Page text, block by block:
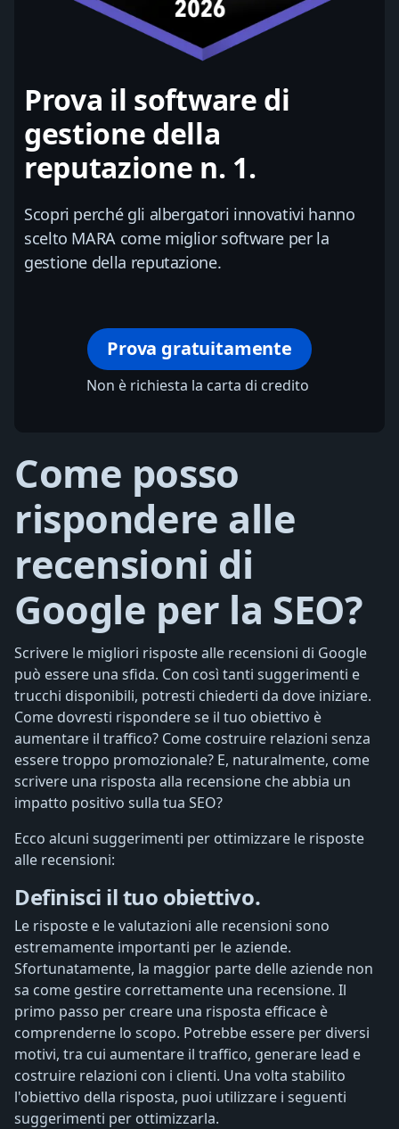
Prova il software di
gestione della
reputazione n. 1.
Scopri perché gli albergatori innovativi hanno
scelto MARA come miglior software per la
gestione della reputazione.
Prova gratuitamente
Non è richiesta la carta di credito
Come posso
rispondere alle
recensioni di
Google per la SEO?
Scrivere le migliori risposte alle recensioni di Google
può essere una sfida. Con così tanti suggerimenti e
trucchi disponibili, potresti chiederti da dove iniziare.
Come dovresti rispondere se il tuo obiettivo è
aumentare il traffico? Come costruire relazioni senza
essere troppo promozionale? E, naturalmente, come
scrivere una risposta alla recensione che abbia un
impatto positivo sulla tua SEO?
Ecco alcuni suggerimenti per ottimizzare le risposte
alle recensioni:
Definisci il tuo obiettivo.
Le risposte e le valutazioni alle recensioni sono
estremamente importanti per le aziende.
Sfortunatamente, la maggior parte delle aziende non
sa come gestire correttamente una recensione. Il
primo passo per creare una risposta efficace è
comprenderne lo scopo. Potrebbe essere per diversi
motivi, tra cui aumentare il traffico, generare lead e
costruire relazioni con i clienti. Una volta stabilito
l'obiettivo della risposta, puoi utilizzare i seguenti
suggerimenti per ottimizzarla.